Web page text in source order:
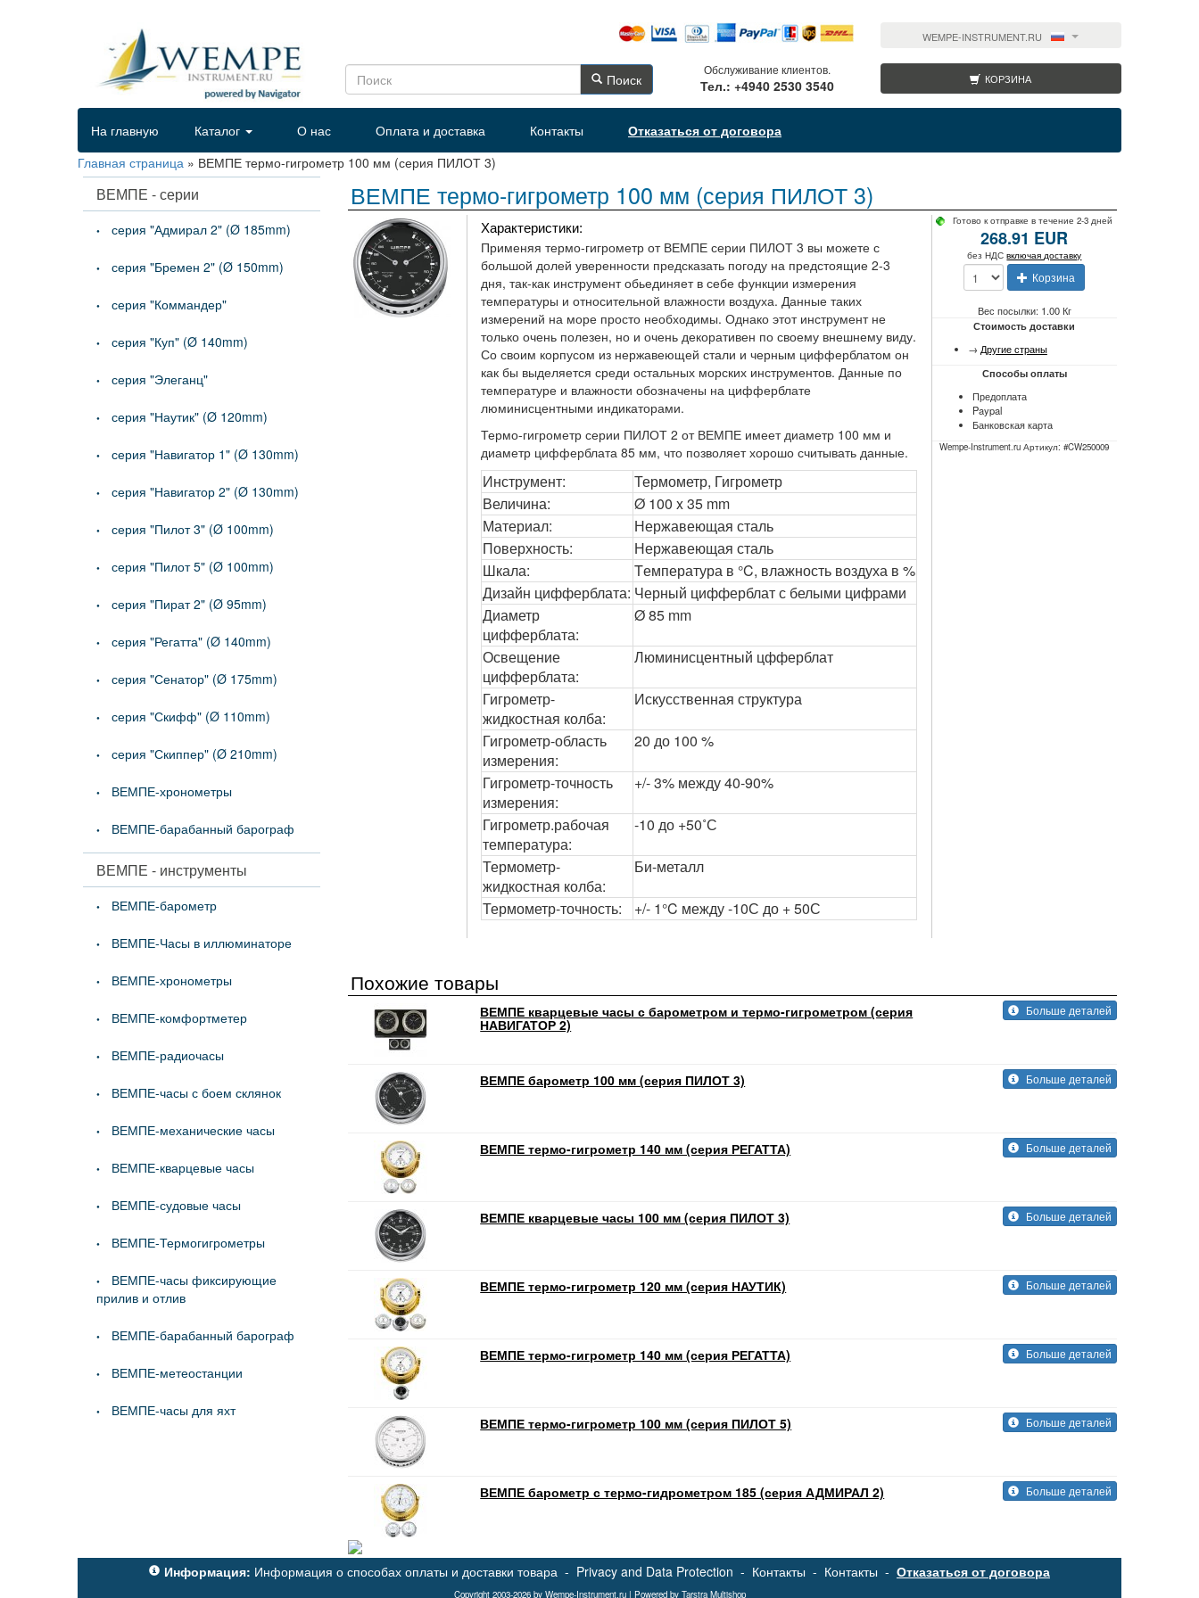
WEMPE-INSTRUMENT.RU
Поиск
Обслуживание клиентов.
Тел.: +4940 2530 3540 КОРЗИНА
На главную Каталог О нас Оплата и доставка Контакты
Отказаться от договора
Главная страница » ВЕМПЕ термо-гигрометр 100 мм (серия ПИЛОТ 3)
ВЕМПЕ - серии
серия "Адмирал 2" (Ø 185mm)
серия "Бремен 2" (Ø 150mm)
серия "Коммандер"
серия "Куп" (Ø 140mm)
серия "Элеганц"
серия "Наутик" (Ø 120mm)
серия "Навигатор 1" (Ø 130mm)
серия "Навигатор 2" (Ø 130mm)
серия "Пилот 3" (Ø 100mm)
серия "Пилот 5" (Ø 100mm)
серия "Пират 2" (Ø 95mm)
серия "Регатта" (Ø 140mm)
серия "Сенатор" (Ø 175mm)
серия "Скифф" (Ø 110mm)
серия "Скиппер" (Ø 210mm)
ВЕМПЕ-хронометры
ВЕМПЕ-барабанный барограф
ВЕМПЕ - инструменты
ВЕМПЕ-барометр
ВЕМПЕ-Часы в иллюминаторе
ВЕМПЕ-хронометры
ВЕМПЕ-комфортметер
ВЕМПЕ-радиочасы
ВЕМПЕ-часы с боем склянок
ВЕМПЕ-механические часы
ВЕМПЕ-кварцевые часы
ВЕМПЕ-судовые часы
ВЕМПЕ-Термогигрометры
ВЕМПЕ-часы фиксирующие
прилив и отлив
ВЕМПЕ-барабанный барограф
ВЕМПЕ-метеостанции
ВЕМПЕ-часы для яхт
ВЕМПЕ термо-гигрометр 100 мм (серия ПИЛОТ 3)
Характеристики:
Применяя термо-гигрометр от ВЕМПЕ серии ПИЛОТ 3 вы можете с
большой долей уверенности предсказать погоду на предстоящие 2-3
дня, так-как инструмент обьединяет в себе функции измерения
температуры и относительной влажности воздуха. Данные таких
измерений на море просто необходимы. Однако этот инструмент не
только очень полезен, но и очень декоративен по своему внешнему виду.
Со своим корпусом из нержавеющей стали и черным цифферблатом он
как бы выделяется среди остальных морских инструментов. Данные по
температуре и влажности обозначены на цифферблате
люминисцентными индикаторами.
Термо-гигрометр серии ПИЛОТ 2 от ВЕМПЕ имеет диаметр 100 мм и
диаметр цифферблата 85 мм, что позволяет хорошо считывать данные.
Инструмент:
Термометр, Гигрометр
Величина:
Ø 100 x 35 mm
Материал:
Нержавеющая сталь
Поверхность:
Нержавеющая сталь
Шкала:
Tемпература в °C, влажность воздуха в %
Дизайн цифферблата: Черный цифферблат с белыми цифрами
Диаметр
цифферблата:
Ø 85 mm
Освещение
цифферблата:
Люминисцентный цфферблат
Гигрометр-
жидкостная колба:
Искусственная структура
Гигрометр-область
измерения:
20 до 100 %
Гигрометр-точность
измерения:
+/- 3% между 40-90%
Гигрометр.рабочая
температура:
-10 до +50˚С
Термометр-
жидкостная колба:
Би-металл
Термометр-точность: +/- 1°C между -10С до + 50С
Готово к отправке в течение 2-3 дней
268.91 EUR
без НДСвключая доставку
Корзина
Вес посылки: 1.00 Кг
Стоимость доставки
→ Другие страны
Способы оплаты
Предоплата
Paypal
Банковская карта
Wempe-Instrument.ru Артикул: #CW250009
Похожие товары
ВЕМПЕ кварцевые часы с барометром и термо-гигрометром (серия
НАВИГАТОР 2)
Больше деталей
ВЕМПЕ барометр 100 мм (серия ПИЛОТ 3) Больше деталей
ВЕМПЕ термо-гигрометр 140 мм (серия РЕГАТТА) Больше деталей
ВЕМПЕ кварцевые часы 100 мм (серия ПИЛОТ 3) Больше деталей
ВЕМПЕ термо-гигрометр 120 мм (серия НАУТИК) Больше деталей
ВЕМПЕ термо-гигрометр 140 мм (серия РЕГАТТА) Больше деталей
ВЕМПЕ термо-гигрометр 100 мм (серия ПИЛОТ 5) Больше деталей
ВЕМПЕ барометр с термо-гидрометром 185 (серия АДМИРАЛ 2) Больше деталей
Информация: Информация о способах оплаты и доставки товара - Privacy and Data Protection - Контакты - Контакты - Отказаться от договора
Copyright 2003-2026 by Wempe-Instrument.ru | Powered by Tarstra Multishop